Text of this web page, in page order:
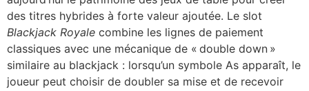
des titres hybrides à forte valeur ajoutée. Le slot
Blackjack Royale combine les lignes de paiement
classiques avec une mécanique de « double down »
similaire au blackjack : lorsqu’un symbole As apparaît, le
joueur peut choisir de doubler sa mise et de recevoir